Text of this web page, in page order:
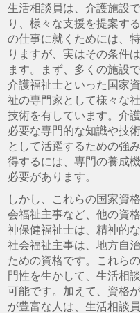
生活相談員は、介護施設
り、様々な支援を提案す
の仕事に就くためには、
りますが、実はその条件
ます。まず、多くの施設
介護福祉士といった国家
祉の専門家として様々な
技術を有しています。介
必要な専門的な知識や技
として活躍するための強
得するには、専門の養成
必要があります。
しかし、これらの国家資
会福祉主事など、他の資
神保健福祉士は、精神的
社会福祉主事は、地方自
ための資格です。これら
門性を生かして、生活相
可能です。加えて、資格
が豊富な人は、生活相談